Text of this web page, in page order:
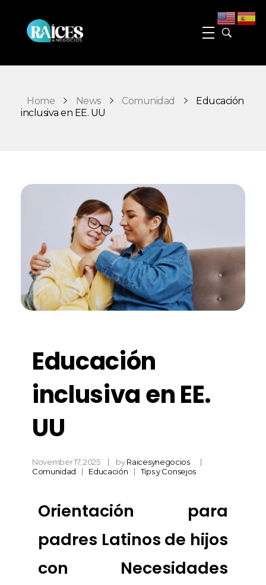
Home News Comunidad
Educación
inclusiva en EE. UU
Educación
inclusiva en EE.
UU
November 17, 2025 by Raicesynegocios
Comunidad
Educación Tips y Consejos
Orientación para
padres Latinos de hijos
con Necesidades